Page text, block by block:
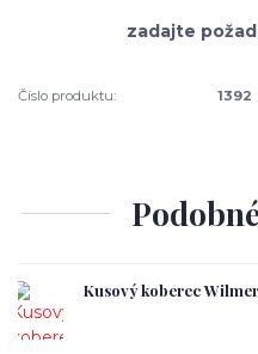
Číslo produktu: 1392
Kusový koberec